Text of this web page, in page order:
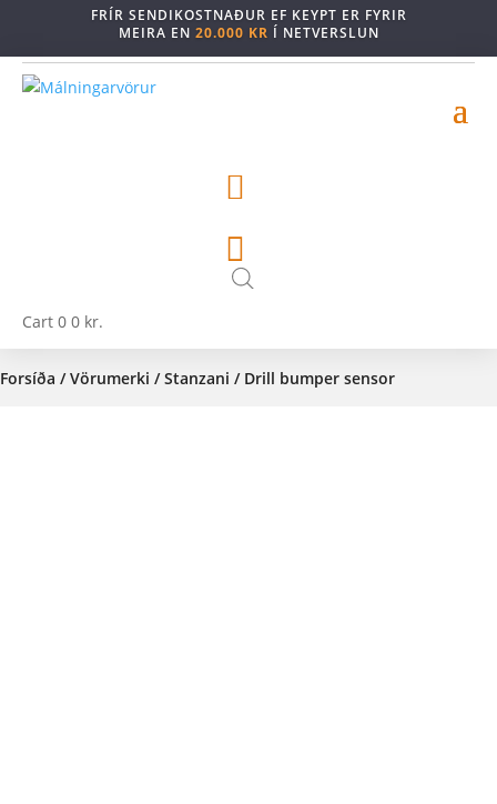
FRÍR SENDIKOSTNAÐUR EF KEYPT ER FYRIR
MEIRA EN 20.000 KR Í NETVERSLUN


Cart 0 0 kr.
Forsíða /Vörumerki /Stanzani / Drill bumper sensor